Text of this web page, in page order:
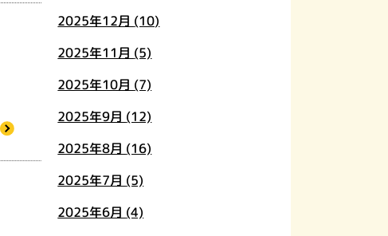
2025年12月 (10)
2025年11月 (5)
2025年10月 (7)
2025年9月 (12)
2025年8月 (16)
2025年7月 (5)
2025年6月 (4)